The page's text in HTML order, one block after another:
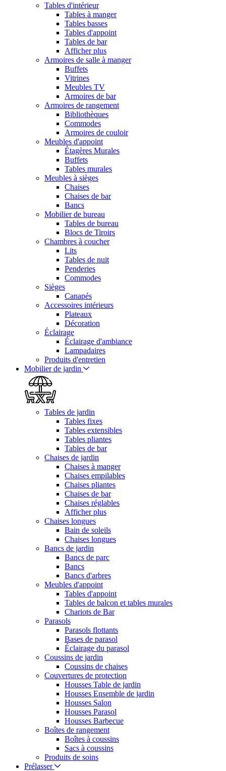
Tables d'intérieur
Tables à manger
Tables basses
Tables d'appoint
Tables de bar
Afficher plus
Armoires de salle à manger
Buffets
Vitrines
Meubles TV
Armoires de bar
Armoires de rangement
Bibliothèques
Commodes
Armoires de couloir
Meubles d'appoint
Étagères Murales
Buffets
Tables murales
Meubles à sièges
Chaises
Chaises de bar
Bancs
Mobilier de bureau
Tables de bureau
Blocs de Tiroirs
Chambres à coucher
Lits
Tables de nuit
Penderies
Commodes
Sièges
Canapés
Accessoires intérieurs
Plateaux
Décoration
Éclairage
Éclairage d'ambiance
Lampadaires
Produits d'entretien
Mobilier de jardin
Tables de jardin
Tables fixes
Tables extensibles
Tables pliantes
Tables de bar
Chaises de jardin
Chaises à manger
Chaises empilables
Chaises pliantes
Chaises de bar
Chaises réglables
Afficher plus
Chaises longues
Bain de soleils
Chaises longues
Bancs de jardin
Bancs de parc
Bancs
Bancs d'arbres
Meubles d'appoint
Tables d'appoint
Tables de balcon et tables murales
Chariots de Bar
Parasols
Parasols flottants
Bases de parasol
Éclairage du parasol
Coussins de jardin
Coussins de chaises
Couvertures de protection
Housses Table de jardin
Housses Ensemble de jardin
Housses Salon
Housses Parasol
Housses Barbecue
Boîtes de rangement
Boîtes à coussins
Sacs à coussins
Produits de soins
Prélasser